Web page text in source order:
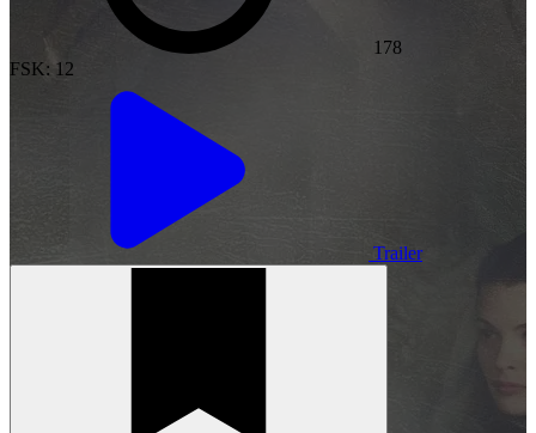
178
FSK: 12
Trailer